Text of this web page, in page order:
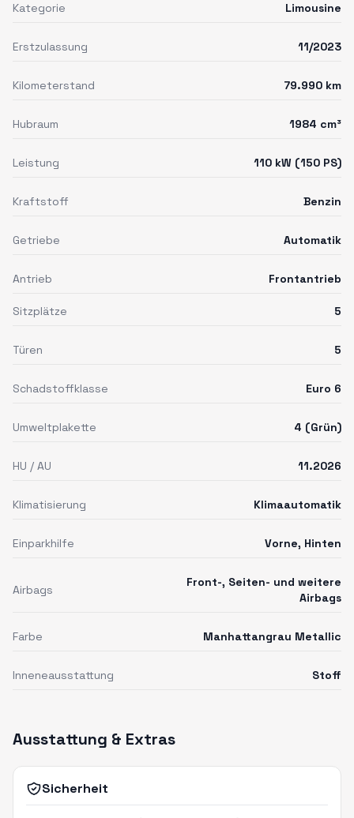
Kategorie Limousine
Erstzulassung 11/2023
Kilometerstand 79.990 km
Hubraum 1984 cm³
Leistung 110 kW (150 PS)
Kraftstoff Benzin
Getriebe Automatik
Antrieb Frontantrieb
Sitzplätze 5
Türen 5
Schadstoffklasse Euro 6
Umweltplakette 4 (Grün)
HU / AU 11.2026
Klimatisierung Klimaautomatik
Einparkhilfe Vorne, Hinten
Airbags
Front-, Seiten- und weitere
Airbags
Farbe Manhattangrau Metallic
Inneneausstattung Stoff
Ausstattung & Extras
Sicherheit